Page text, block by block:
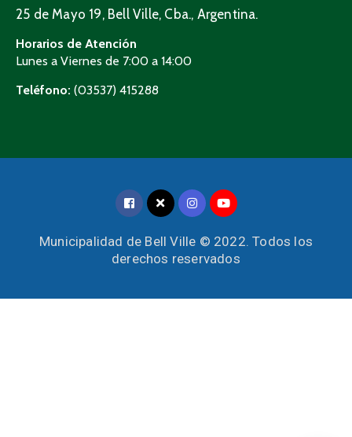
25 de Mayo 19, Bell Ville, Cba., Argentina.
Horarios de Atención
Lunes a Viernes de 7:00 a 14:00
Teléfono: (03537) 415288
Municipalidad de Bell Ville © 2022. Todos los
derechos reservados